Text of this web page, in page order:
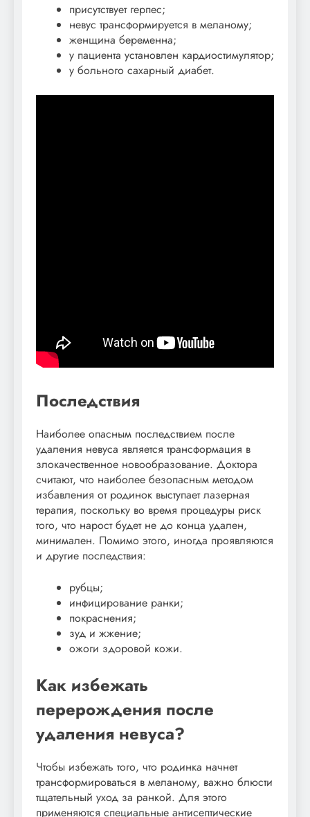
присутствует герпес;
невус трансформируется в меланому;
женщина беременна;
у пациента установлен кардиостимулятор;
у больного сахарный диабет.
Последствия
Наиболее опасным последствием после
удаления невуса является трансформация в
злокачественное новообразование. Доктора
считают, что наиболее безопасным методом
избавления от родинок выступает лазерная
терапия, поскольку во время процедуры риск
того, что нарост будет не до конца удален,
минимален. Помимо этого, иногда проявляются
и другие последствия:
рубцы;
инфицирование ранки;
покраснения;
зуд и жжение;
ожоги здоровой кожи.
Как избежать
перерождения после
удаления невуса?
Чтобы избежать того, что родинка начнет
трансформироваться в меланому, важно блюсти
тщательный уход за ранкой. Для этого
применяются специальные антисептические